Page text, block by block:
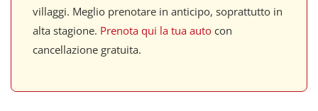
villaggi. Meglio prenotare in anticipo, soprattutto in
alta stagione. Prenota qui la tua auto con
cancellazione gratuita.